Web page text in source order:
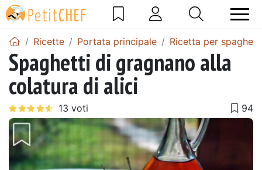
Ricette Portata principale Ricetta per spaghetti
Spaghetti di gragnano alla
colatura di alici